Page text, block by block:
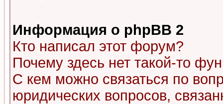
Информация о phpBB 2
Кто написал этот форум?
Почему здесь нет такой-то
С кем можно связаться по
юридических вопросов,